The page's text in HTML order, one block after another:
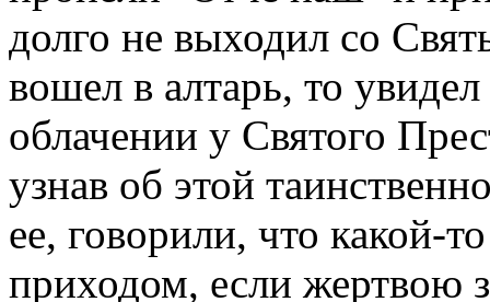
долго не выходил со
вошел в алтарь, то
облачении у Святого
узнав об этой
ее, говорили, что какой-
приходом, если жертвою